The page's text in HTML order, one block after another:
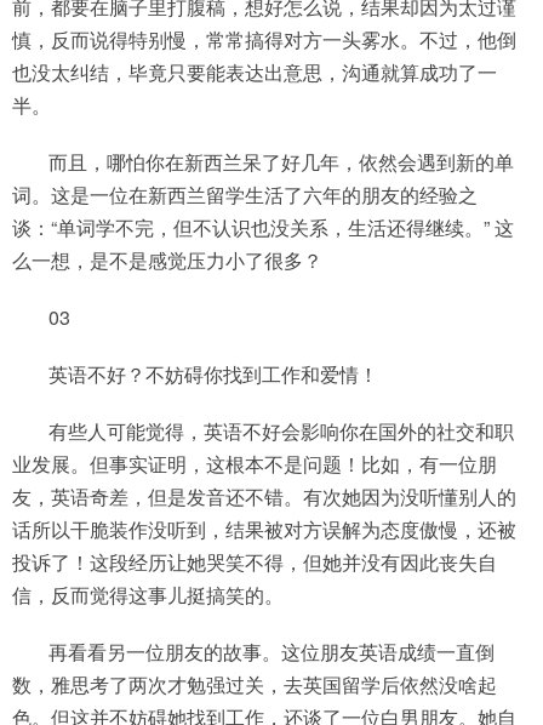
前，都要在脑子里打腹稿，想好怎么说，结果却因为太过谨
慎，反而说得特别慢，常常搞得对方一头雾水。不过，他倒
也没太纠结，毕竟只要能表达出意思，沟通就算成功了一
半。
而且，哪怕你在新西兰呆了好几年，依然会遇到新的单
词。这是一位在新西兰留学生活了六年的朋友的经验之
谈：“单词学不完，但不认识也没关系，生活还得继续。” 这
么一想，是不是感觉压力小了很多？
03
英语不好？不妨碍你找到工作和爱情！
有些人可能觉得，英语不好会影响你在国外的社交和职
业发展。但事实证明，这根本不是问题！比如，有一位朋
友，英语奇差，但是发音还不错。有次她因为没听懂别人的
话所以干脆装作没听到，结果被对方误解为态度傲慢，还被
投诉了！这段经历让她哭笑不得，但她并没有因此丧失自
信，反而觉得这事儿挺搞笑的。
再看看另一位朋友的故事。这位朋友英语成绩一直倒
数，雅思考了两次才勉强过关，去英国留学后依然没啥起
色。但这并不妨碍她找到工作，还谈了一位白男朋友。她自